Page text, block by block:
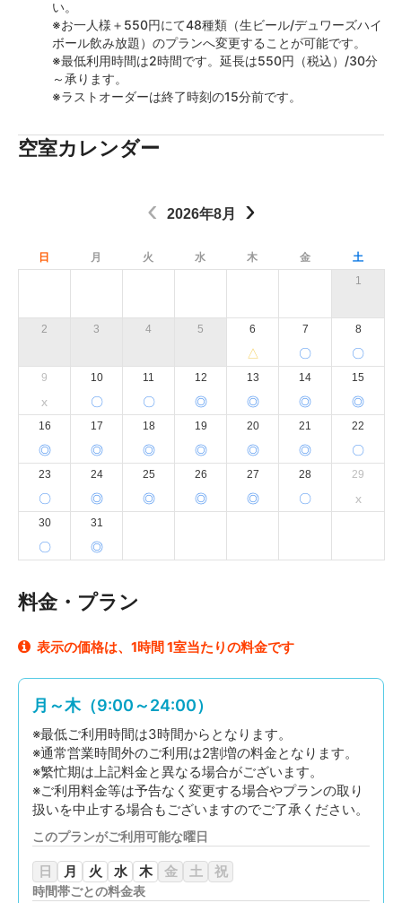
い。
※お一人様＋550円にて48種類（生ビール/デュワーズハイ
ボール飲み放題）のプランへ変更することが可能です。
※最低利用時間は2時間です。延長は550円（税込）/30分
～承ります。
※ラストオーダーは終了時刻の15分前です。
空室カレンダー
‹ 2026年8月 ›
日 月 火 水 木 金
土
1
2 3 4 5 6
△
7
〇
8
〇
9
x
10
〇
11
〇
12
◎
13
◎
14
◎
15
◎
16
◎
17
◎
18
◎
19
◎
20
◎
21
◎
22
〇
23
〇
24
◎
25
◎
26
◎
27
◎
28
〇
29
x
30
〇
31
◎
料金・プラン
表示の価格は、1時間 1室当たりの料金です
月～木（9:00～24:00）
※最低ご利用時間は3時間からとなります。
※通常営業時間外のご利用は2割増の料金となります。
※繁忙期は上記料金と異なる場合がございます。
※ご利用料金等は予告なく変更する場合やプランの取り
扱いを中止する場合もございますのでご了承ください。
このプランがご利用可能な曜日
日 月 火 水 木 金 土 祝
時間帯ごとの料金表